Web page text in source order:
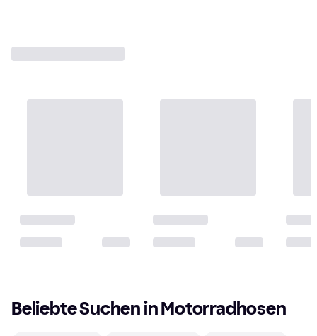
Beliebte Suchen in Motorradhosen